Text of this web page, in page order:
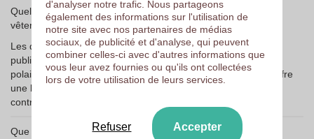
Quels sont les différents types de vestes idéales pour les
vêtements publicitaires ?
Les différents types de vestes idéales pour les vêtements
publicitaires incluent la veste softshell personnalisée, la veste
polaire, et la veste imperméable. Chaque modèle de veste offre
une base idéale pour la personnalisation avec votre logo,
contribuant à promouvoir votre marque efficacement.
Que signifie opter pour une veste sans manches
d'analyser notre trafic. Nous partageons
également des informations sur l'utilisation de
notre site avec nos partenaires de médias
sociaux, de publicité et d'analyse, qui peuvent
combiner celles-ci avec d'autres informations que
vous leur avez fournies ou qu'ils ont collectées
lors de votre utilisation de leurs services.
Refuser Accepter